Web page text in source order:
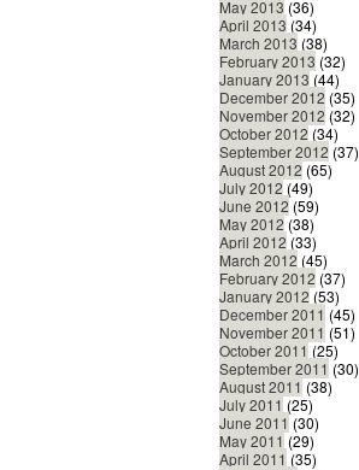
May 2013 (36)
April 2013 (34)
March 2013 (38)
February 2013 (32)
January 2013 (44)
December 2012 (35)
November 2012 (32)
October 2012 (34)
September 2012 (37)
August 2012 (65)
July 2012 (49)
June 2012 (59)
May 2012 (38)
April 2012 (33)
March 2012 (45)
February 2012 (37)
January 2012 (53)
December 2011 (45)
November 2011 (51)
October 2011 (25)
September 2011 (30)
August 2011 (38)
July 2011 (25)
June 2011 (30)
May 2011 (29)
April 2011 (35)